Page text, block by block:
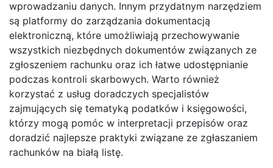
wprowadzaniu danych. Innym przydatnym narzędziem
są platformy do zarządzania dokumentacją
elektroniczną, które umożliwiają przechowywanie
wszystkich niezbędnych dokumentów związanych ze
zgłoszeniem rachunku oraz ich łatwe udostępnianie
podczas kontroli skarbowych. Warto również
korzystać z usług doradczych specjalistów
zajmujących się tematyką podatków i księgowości,
którzy mogą pomóc w interpretacji przepisów oraz
doradzić najlepsze praktyki związane ze zgłaszaniem
rachunków na białą listę.